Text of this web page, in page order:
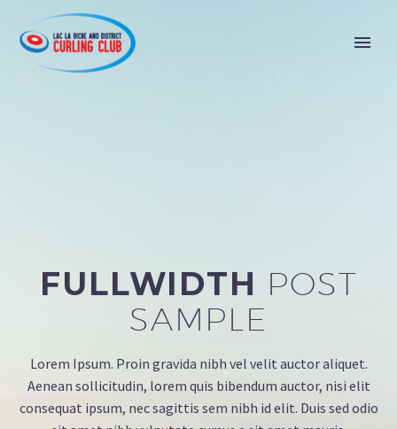
FULLWIDTH POST
SAMPLE
Lorem Ipsum. Proin gravida nibh vel velit auctor aliquet.
Aenean sollicitudin, lorem quis bibendum auctor, nisi elit
consequat ipsum, nec sagittis sem nibh id elit. Duis sed odio